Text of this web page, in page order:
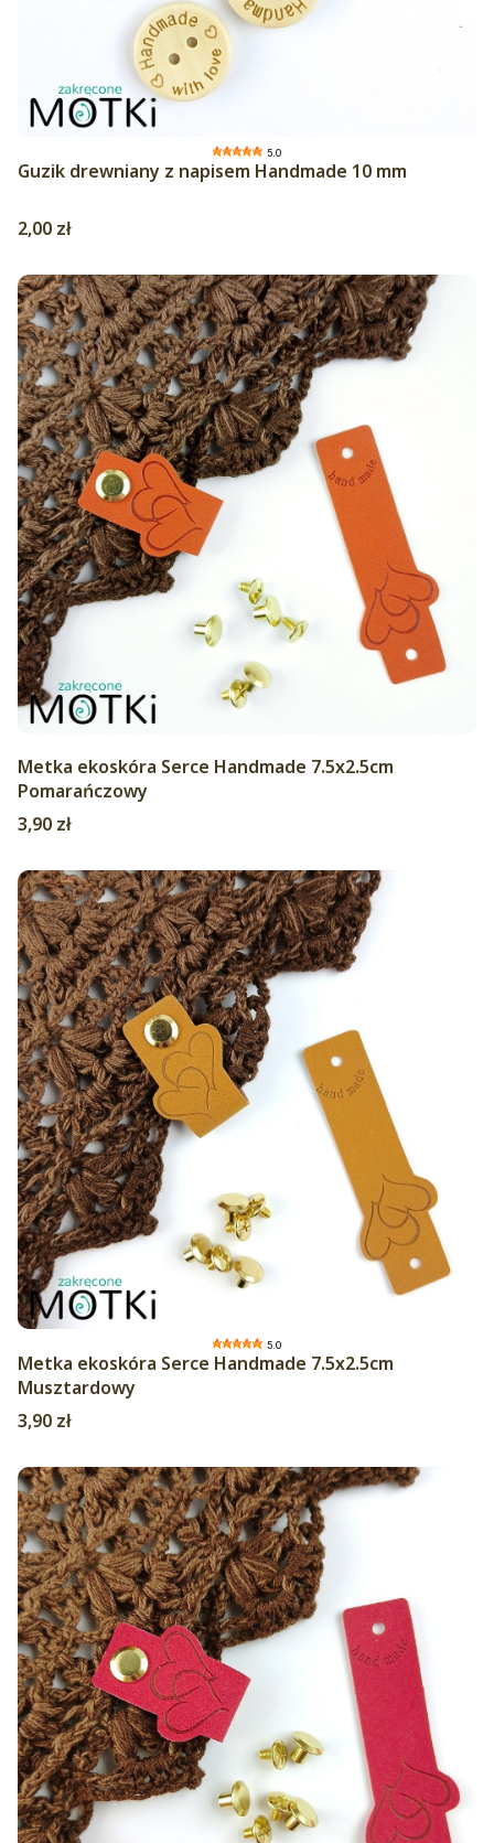
5.0
Guzik drewniany z napisem Handmade 10 mm
Cena
2,00 zł
Metka ekoskóra Serce Handmade 7.5x2.5cm
Pomarańczowy
Cena
3,90 zł
5.0
Metka ekoskóra Serce Handmade 7.5x2.5cm
Musztardowy
Cena
3,90 zł